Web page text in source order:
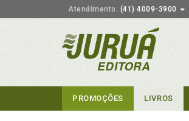
Atendimento: (41) 4009-3900
PROMOÇÕES LIVROS